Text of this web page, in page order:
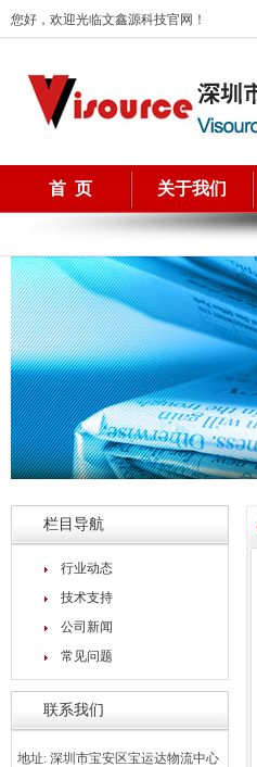
您好，欢迎光临文鑫源科技官网！
首 页 关于我们
栏目导航
行业动态
技术支持
公司新闻
常见问题
联系我们
地址: 深圳市宝安区宝运达物流中心